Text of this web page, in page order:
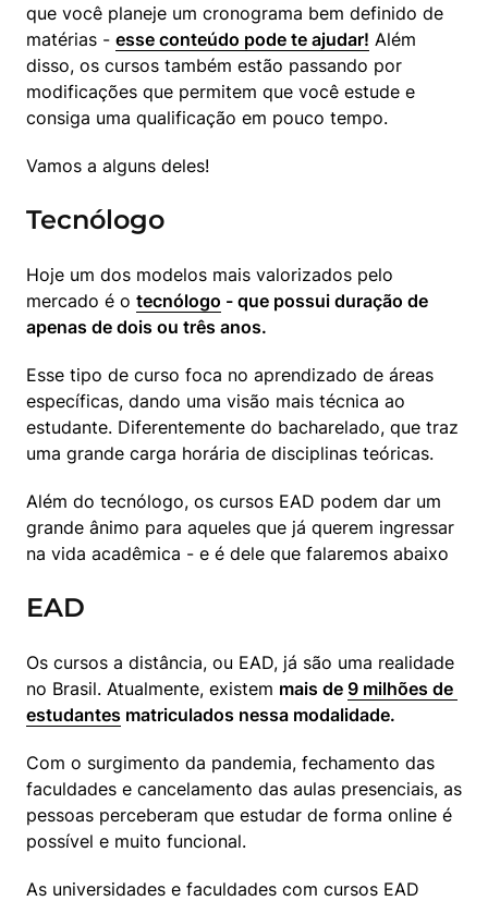
que você planeje um cronograma bem definido de
matérias - esse conteúdo pode te ajudar! Além
disso, os cursos também estão passando por
modificações que permitem que você estude e
consiga uma qualificação em pouco tempo.
Vamos a alguns deles!
Tecnólogo
Hoje um dos modelos mais valorizados pelo
mercado é o tecnólogo - que possui duração de
apenas de dois ou três anos.
Esse tipo de curso foca no aprendizado de áreas
específicas, dando uma visão mais técnica ao
estudante. Diferentemente do bacharelado, que traz
uma grande carga horária de disciplinas teóricas.
Além do tecnólogo, os cursos EAD podem dar um
grande ânimo para aqueles que já querem ingressar
na vida acadêmica - e é dele que falaremos abaixo
EAD
Os cursos a distância, ou EAD, já são uma realidade
no Brasil. Atualmente, existem mais de 9 milhões de
estudantes matriculados nessa modalidade.
Com o surgimento da pandemia, fechamento das
faculdades e cancelamento das aulas presenciais, as
pessoas perceberam que estudar de forma online é
possível e muito funcional.
As universidades e faculdades com cursos EAD